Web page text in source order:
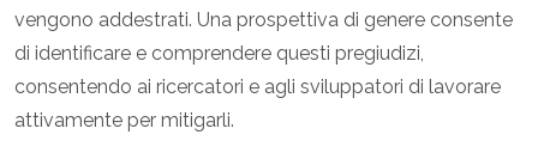
vengono addestrati. Una prospettiva di genere consente
di identificare e comprendere questi pregiudizi,
consentendo ai ricercatori e agli sviluppatori di lavorare
attivamente per mitigarli.